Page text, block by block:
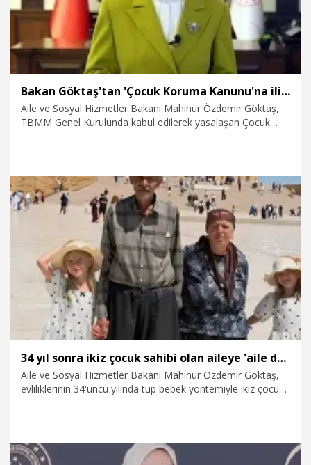
Bakan Göktaş'tan 'Çocuk Koruma Kanunu'na ilişkin paylaşım
Aile ve Sosyal Hizmetler Bakanı Mahinur Özdemir Göktaş,
TBMM Genel Kurulunda kabul edilerek yasalaşan Çocuk
Politika
34 yıl sonra ikiz çocuk sahibi olan aileye 'aile danışmanlığı' desteği
Aile ve Sosyal Hizmetler Bakanı Mahinur Özdemir Göktaş,
evliliklerinin 34'üncü yılında tüp bebek yöntemiyle ikiz çocuk